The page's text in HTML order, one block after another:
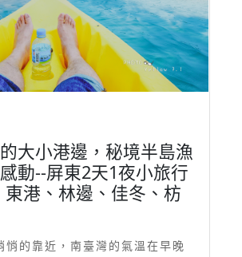
大小港邊，秘境半島漁
動--屏東2天1夜小旅行
港、林邊、佳冬、枋
悄的靠近，南臺灣的氣溫在早晚